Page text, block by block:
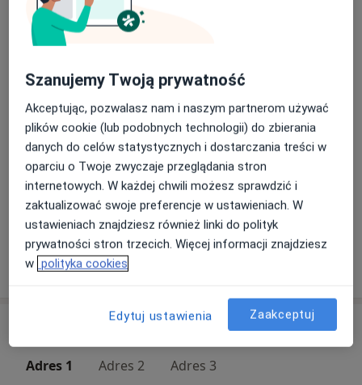
stomatologiczne + plan leczenia +
zdjęcie pantomograficzne
Od 250 zł
Konsultacja do bondingu
150 zł Szczegóły
Kontynuacja leczenia
Szczegóły Umów wizytę
+ 9 usług
W jaki sposób ustalane są ceny?
Adres 1 Adres 2 Adres 3
Szanujemy Twoją prywatność
Akceptując, pozwalasz nam i naszym partnerom używać
plików cookie (lub podobnych technologii) do zbierania
danych do celów statystycznych i dostarczania treści w
oparciu o Twoje zwyczaje przeglądania stron
internetowych. W każdej chwili możesz sprawdzić i
zaktualizować swoje preferencje w ustawieniach. W
ustawieniach znajdziesz również linki do polityk
prywatności stron trzecich. Więcej informacji znajdziesz
w polityka cookies
Edytuj ustawienia Zaakceptuj